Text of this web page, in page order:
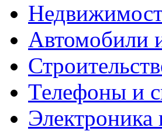
Автомобили
Телефоны и
Электроника